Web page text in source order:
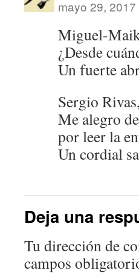
mayo 29,
Miguel-
¿Desde
Un fuerte
Sergio Rivas,
Me alegro
por leer la
Un cordial
Deja una
Tu dirección de
campos